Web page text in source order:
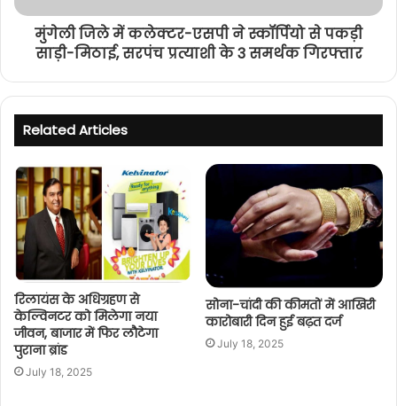
मुंगेली जिले में कलेक्टर-एसपी ने स्कॉर्पियो से पकड़ी
साड़ी-मिठाई, सरपंच प्रत्याशी के 3 समर्थक गिरफ्तार
Related Articles
रिलायंस के अधिग्रहण से
केल्विनटर को मिलेगा नया
जीवन, बाजार में फिर लौटेगा
पुराना ब्रांड
July 18, 2025
सोना-चांदी की कीमतों में आखिरी
कारोबारी दिन हुई बढ़त दर्ज
July 18, 2025